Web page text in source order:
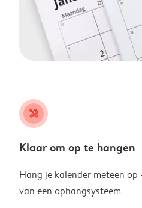
tools
Klaar om op te hangen
Hang je kalender meteen
van een ophangsysteem